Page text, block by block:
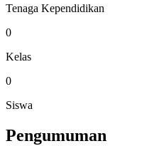
Tenaga Kependidikan
0
Kelas
0
Siswa
Pengumuman